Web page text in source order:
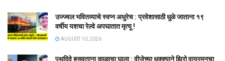
उज्ज्वल भवितव्याचे स्वप्न अधुरेच : प्रवेशासाठी धुळे जाताना १९
वर्षीय यशचा रेल्वे अपघातात मृत्यू !
AUGUST 10, 2026
पथदिवे बसवताना काळाचा घाला : वीजेच्या धक्क्याने झिरो वायरमनचा